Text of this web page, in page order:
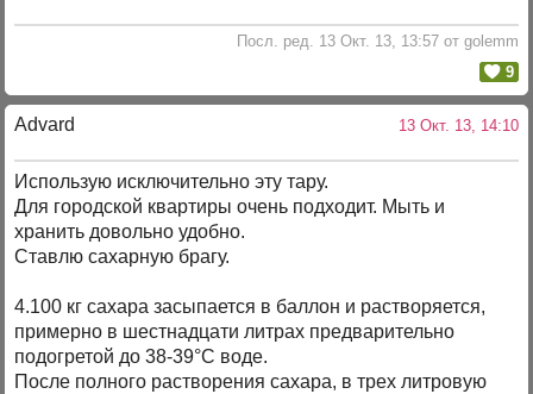
Посл. ред. 13 Окт. 13, 13:57 от golemm
9
Advard 13 Окт. 13, 14:10
Использую исключительно эту тару.
Для городской квартиры очень подходит. Мыть и
хранить довольно удобно.
Ставлю сахарную брагу.
4.100 кг сахара засыпается в баллон и растворяется,
примерно в шестнадцати литрах предварительно
подогретой до 38-39°С воде.
После полного растворения сахара, в трех литровую